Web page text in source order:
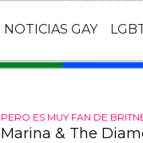
NOTICIAS GAY
PERO ES MUY FAN DE
Marina & The